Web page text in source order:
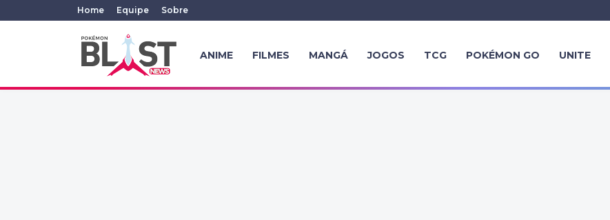
Home Equipe Sobre
ANIME FILMES MANGÁ JOGOS TCG POKÉMON GO UNITE